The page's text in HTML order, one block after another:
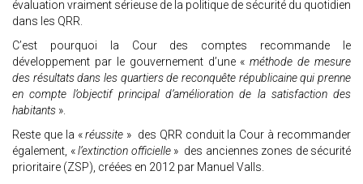
évaluation vraiment sérieuse de la politique de sécurité du quotidien
dans les QRR.
C’est pourquoi la Cour des comptes recommande le
développement par le gouvernement d’une «méthode de mesure
des résultats dans les quartiers de reconquête républicaine qui prenne
en compte l’objectif principal d’amélioration de la satisfaction des
habitants ».
Reste que la «réussite » des QRR conduit la Cour à recommander
également, «l’extinction officielle» des anciennes zones de sécurité
prioritaire (ZSP), créées en 2012 par Manuel Valls.